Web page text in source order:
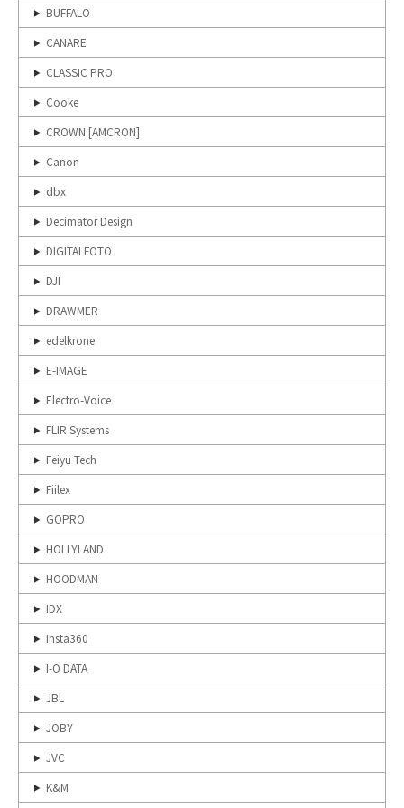
BUFFALO
CANARE
CLASSIC PRO
Cooke
CROWN [AMCRON]
Canon
dbx
Decimator Design
DIGITALFOTO
DJI
DRAWMER
edelkrone
E-IMAGE
Electro-Voice
FLIR Systems
Feiyu Tech
Fiilex
GOPRO
HOLLYLAND
HOODMAN
IDX
Insta360
I-O DATA
JBL
JOBY
JVC
K&M